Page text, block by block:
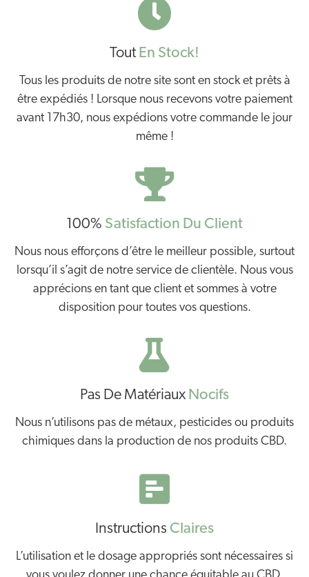
Tout En Stock!
Tous les produits de notre site sont en stock et prêts à
être expédiés ! Lorsque nous recevons votre paiement
avant 17h30, nous expédions votre commande le jour
même !
100% Satisfaction Du Client
Nous nous efforçons d’être le meilleur possible, surtout
lorsqu’il s’agit de notre service de clientèle. Nous vous
apprécions en tant que client et sommes à votre
disposition pour toutes vos questions.
Pas De Matériaux Nocifs
Nous n’utilisons pas de métaux, pesticides ou produits
chimiques dans la production de nos produits CBD.
Instructions Claires
L’utilisation et le dosage appropriés sont nécessaires si